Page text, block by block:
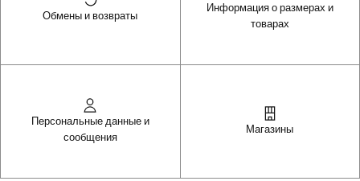
Обмены и возвраты
Информация о размерах и
товарах
Персональные данные и
сообщения
Магазины